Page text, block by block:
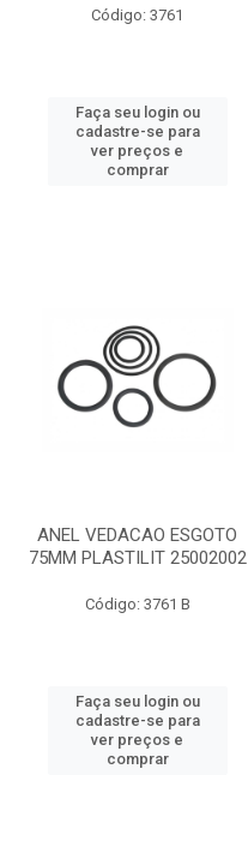
Código: 3761
Faça seu login ou
cadastre-se para
ver preços e
comprar
ANEL VEDACAO ESGOTO
75MM PLASTILIT 25002002
Código: 3761 B
Faça seu login ou
cadastre-se para
ver preços e
comprar